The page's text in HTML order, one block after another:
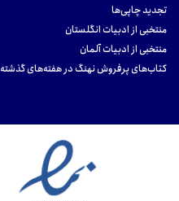
تجدید چاپی‌ها
منتخبی از ادبیات انگلستان
منتخبی از ادبیات آلمان
کتاب‌های پرفروش نهنگ در هفته‌های گذشته